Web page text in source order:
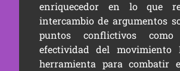
enriquecedor en lo que
intercambio de argumentos
puntos conflictivos
efectividad del movimiento
herramienta para combatir